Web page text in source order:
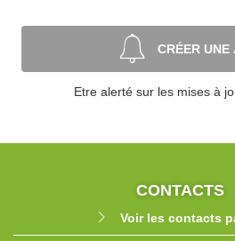
CRÉER UNE
Etre alerté sur les mises à
CONTACTS
Voir les contacts